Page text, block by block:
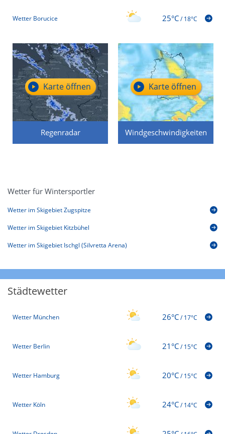
Wetter Borucice 25°C/18°C
Regenradar
Karte öffnen
Windgeschwindigkeiten
Karte öffnen
Wetter für Wintersportler
Wetter im Skigebiet Zugspitze
Wetter im Skigebiet Kitzbühel
Wetter im Skigebiet Ischgl (Silvretta Arena)
Städtewetter
Wetter München 26°C/17°C
Wetter Berlin 21°C/15°C
Wetter Hamburg 20°C/15°C
Wetter Köln 24°C/14°C